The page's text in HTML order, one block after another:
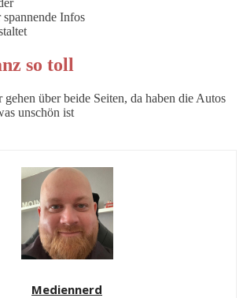
Infos
so toll
über beide Seiten, da haben die Autos
unschön ist
Mediennerd